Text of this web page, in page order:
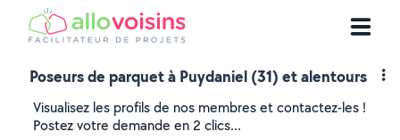
Poseurs de parquet à Puydaniel (31) et alentours
Visualisez les profils de nos membres et contactez-les !
Postez votre demande en 2 clics...